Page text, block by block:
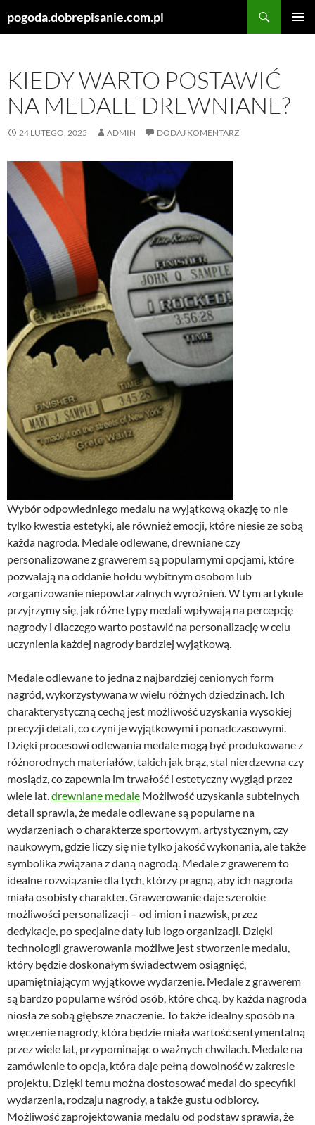
pogoda.dobrepisanie.com.pl
KIEDY WARTO POSTAWIĆ
NA MEDALE DREWNIANE?
24 LUTEGO, 2025 ADMIN DODAJ KOMENTARZ
Wybór odpowiedniego medalu na wyjątkową okazję to nie
tylko kwestia estetyki, ale również emocji, które niesie ze sobą
każda nagroda. Medale odlewane, drewniane czy
personalizowane z grawerem są popularnymi opcjami, które
pozwalają na oddanie hołdu wybitnym osobom lub
zorganizowanie niepowtarzalnych wyróżnień. W tym artykule
przyjrzymy się, jak różne typy medali wpływają na percepcję
nagrody i dlaczego warto postawić na personalizację w celu
uczynienia każdej nagrody bardziej wyjątkową.
Medale odlewane to jedna z najbardziej cenionych form
nagród, wykorzystywana w wielu różnych dziedzinach. Ich
charakterystyczną cechą jest możliwość uzyskania wysokiej
precyzji detali, co czyni je wyjątkowymi i ponadczasowymi.
Dzięki procesowi odlewania medale mogą być produkowane z
różnorodnych materiałów, takich jak brąz, stal nierdzewna czy
mosiądz, co zapewnia im trwałość i estetyczny wygląd przez
wiele lat. drewniane medale Możliwość uzyskania subtelnych
detali sprawia, że medale odlewane są popularne na
wydarzeniach o charakterze sportowym, artystycznym, czy
naukowym, gdzie liczy się nie tylko jakość wykonania, ale także
symbolika związana z daną nagrodą. Medale z grawerem to
idealne rozwiązanie dla tych, którzy pragną, aby ich nagroda
miała osobisty charakter. Grawerowanie daje szerokie
możliwości personalizacji – od imion i nazwisk, przez
dedykacje, po specjalne daty lub logo organizacji. Dzięki
technologii grawerowania możliwe jest stworzenie medalu,
który będzie doskonałym świadectwem osiągnięć,
upamiętniającym wyjątkowe wydarzenie. Medale z grawerem
są bardzo popularne wśród osób, które chcą, by każda nagroda
niosła ze sobą głębsze znaczenie. To także idealny sposób na
wręczenie nagrody, która będzie miała wartość sentymentalną
przez wiele lat, przypominając o ważnych chwilach. Medale na
zamówienie to opcja, która daje pełną dowolność w zakresie
projektu. Dzięki temu można dostosować medal do specyfiki
wydarzenia, rodzaju nagrody, a także gustu odbiorcy.
Możliwość zaprojektowania medalu od podstaw sprawia, że